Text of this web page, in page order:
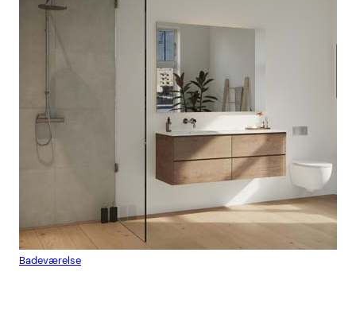
Badeværelse